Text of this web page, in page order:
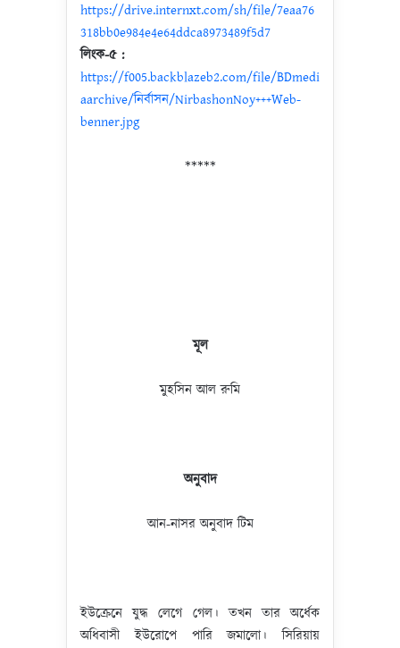
https://drive.internxt.com/sh/file/7eaa76
318bb0e984e4e64ddca8973489f5d7
লিংক-৫ :
https://f005.backblazeb2.com/file/BDmedi
aarchive/নির্বাসন/NirbashonNoy+++Web-
benner.jpg
*****
মূল
মুহসিন আল রুমি
অনুবাদ
আন-নাসর অনুবাদ টিম
ইউক্রেনে যুদ্ধ লেগে গেল। তখন তার অর্ধেক
অধিবাসী ইউরোপে পারি জমালো। ‍সিরিয়ায়